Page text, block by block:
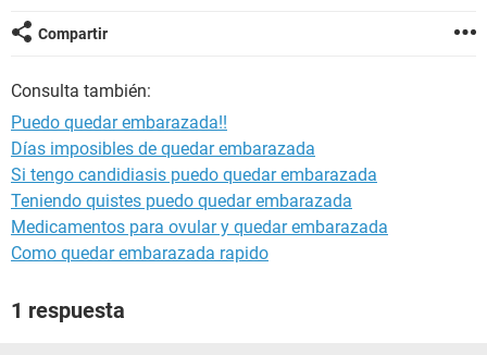
Compartir
Consulta también:
Puedo quedar embarazada!!
Días imposibles de quedar embarazada
Si tengo candidiasis puedo quedar embarazada
Teniendo quistes puedo quedar embarazada
Medicamentos para ovular y quedar embarazada
Como quedar embarazada rapido
1 respuesta